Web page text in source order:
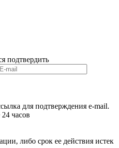
подтвердить
для подтверждения e-mail.
часов
либо срок ее действия истек